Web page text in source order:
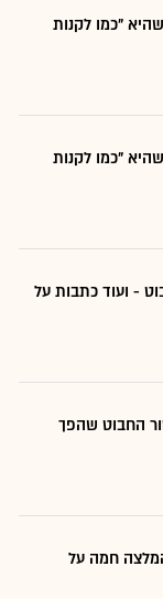
"כמו לקנות
"כמו לקנות
- ועוד כתבות על
החבוט שהפך
חמה על